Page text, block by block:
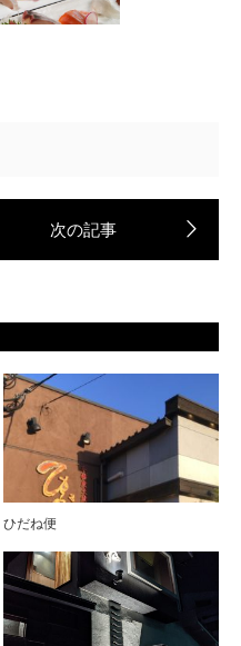
ひだね便